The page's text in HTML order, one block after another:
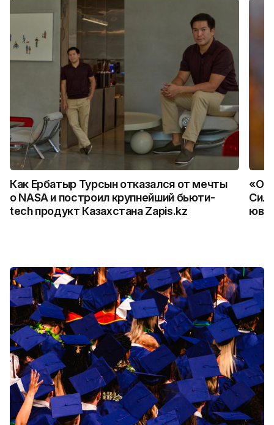
Как Ербатыр Турсын отказался от мечты
о NASA и построил крупнейший бьюти-
tech продукт Казахстана Zapis.kz